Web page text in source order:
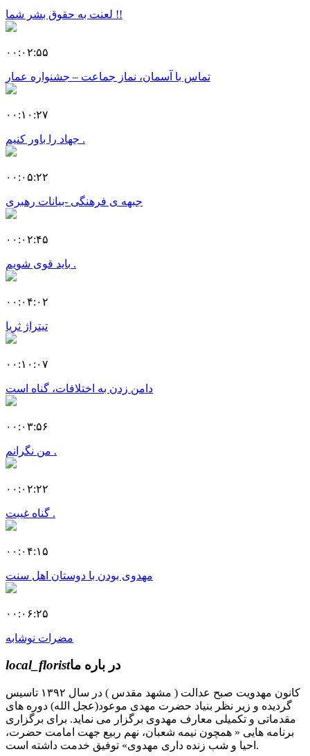
لعنت به حقوق بشر شما !!
۰۰:۰۲:۵۵
تماس با آسمان، نماز جماعت – جشنواره عمار
۰۰:۱۰:۲۷
جهاد را باور کنیم .
۰۰:۰۵:۲۲
جبهه ی فرهنگی -بیانات رهبری
۰۰:۰۲:۴۵
باید قوی شویم .
۰۰:۰۴:۰۲
تیتراژ ثریا
۰۰:۱۰:۰۷
دامن زدن به اختلافات، گناه است
۰۰:۰۳:۵۶
من نگرانم .
۰۰:۰۲:۲۲
گناه غیبت .
۰۰:۰۴:۱۵
مهدوی بودن با دوستان اهل سنت
۰۰:۰۶:۲۵
مضرات نوشابه
local_floristدر باره ما
کانون مهدویت صبح عدالت ( مشهد مقدس ) در سال ۱۳۹۲ تاسیس
گردیده و زیر نظر بنیاد حضرت مهدی موعود(عجل الله) دوره های
مقدماتی و تکمیلی معارف مهدوی برگزار می نماید. برای برگزاری
برنامه هایی « همچون نیمه شعبان، نهم ربیع جهت امامت حضرت،
احیا و شب زنده داری مهدوی» توفیق خدمت داشته است.